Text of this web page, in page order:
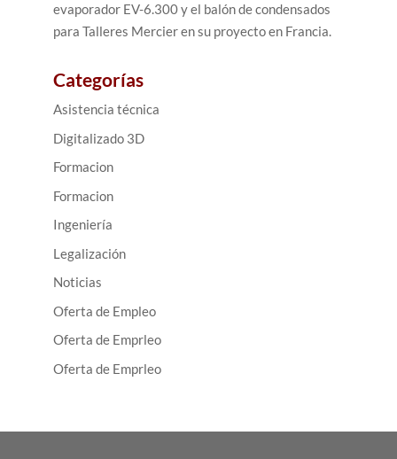
evaporador EV-6.300 y el balón de condensados
para Talleres Mercier en su proyecto en Francia.
Categorías
Asistencia técnica
Digitalizado 3D
Formacion
Formacion
Ingeniería
Legalización
Noticias
Oferta de Empleo
Oferta de Emprleo
Oferta de Emprleo